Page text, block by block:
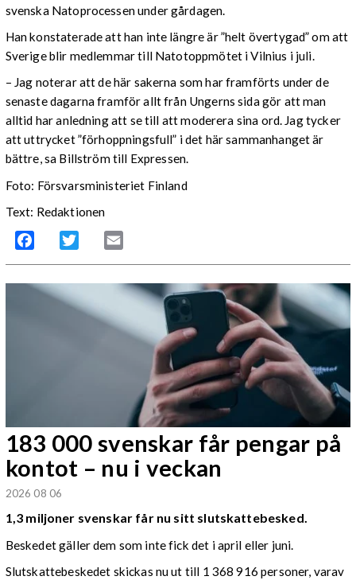
svenska Natoprocessen under gårdagen.
Han konstaterade att han inte längre är ”helt övertygad” om att
Sverige blir medlemmar till Natotoppmötet i Vilnius i juli.
– Jag noterar att de här sakerna som har framförts under de
senaste dagarna framför allt från Ungerns sida gör att man
alltid har anledning att se till att moderera sina ord. Jag tycker
att uttrycket ”förhoppningsfull” i det här sammanhanget är
bättre, sa Billström till Expressen.
Foto: Försvarsministeriet Finland
Text: Redaktionen
Facebook Twitter
183 000 svenskar får pengar på
kontot – nu i veckan
2026 08 06
1,3 miljoner svenskar får nu sitt slutskattebesked.
Beskedet gäller dem som inte fick det i april eller juni.
Slutskattebeskedet skickas nu ut till 1 368 916 personer, varav